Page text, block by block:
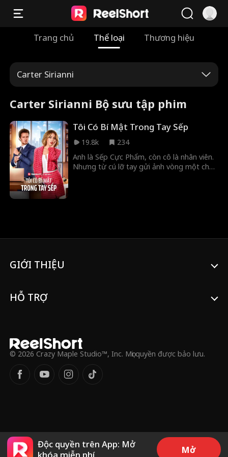
Trang chủ Thể loại Thương hiệu
Carter Sirianni
Carter Sirianni Bộ sưu tập phim
Tôi Có Bí Mật Trong Tay Sếp
19.8k
234
Anh là Sếp Cực Phẩm, còn cô là nhân viên.
Nhưng từ cú lỡ tay gửi ảnh vòng một cho
GIỚI THIỆU
HỖ TRỢ
© 2026 Crazy Maple Studio™, Inc. Mọi quyền được bảo lưu.
Độc quyền trên App: Mở
Mở